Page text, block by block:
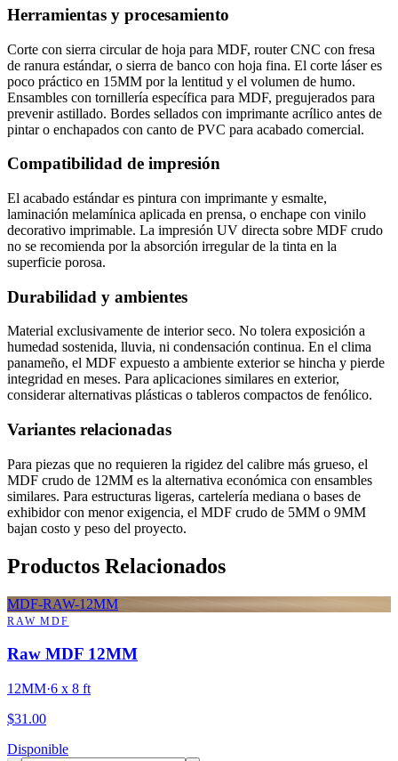
Herramientas y procesamiento
Corte con sierra circular de hoja para MDF, router CNC con fresa
de ranura estándar, o sierra de banco con hoja fina. El corte láser es
poco práctico en 15MM por la lentitud y el volumen de humo.
Ensambles con tornillería específica para MDF, pregujerados para
prevenir astillado. Bordes sellados con imprimante acrílico antes de
pintar o enchapados con canto de PVC para acabado comercial.
Compatibilidad de impresión
El acabado estándar es pintura con imprimante y esmalte,
laminación melamínica aplicada en prensa, o enchape con vinilo
decorativo imprimable. La impresión UV directa sobre MDF crudo
no se recomienda por la absorción irregular de la tinta en la
superficie porosa.
Durabilidad y ambientes
Material exclusivamente de interior seco. No tolera exposición a
humedad sostenida, lluvia, ni condensación continua. En el clima
panameño, el MDF expuesto a ambiente exterior se hincha y pierde
integridad en meses. Para aplicaciones similares en exterior,
considerar alternativas plásticas o tableros compactos de fenólico.
Variantes relacionadas
Para piezas que no requieren la rigidez del calibre más grueso, el
MDF crudo de 12MM es la alternativa económica con ensambles
similares. Para estructuras ligeras, cartelería mediana o bases de
exhibidor con menor exigencia, el MDF crudo de 5MM o 9MM
bajan costo y peso del proyecto.
Productos Relacionados
MDF-RAW-12MM
RAW MDF
Raw MDF 12MM
12MM·6 x 8 ft
$31.00
Disponible